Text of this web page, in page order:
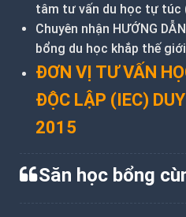
tâm tư vấn du học tự túc
Chuyên nhận HƯỚNG
bổng du học khắp thế
ĐƠN VỊ TƯ VẤN
ĐỘC LẬP (IEC)
2015
Săn học bổng